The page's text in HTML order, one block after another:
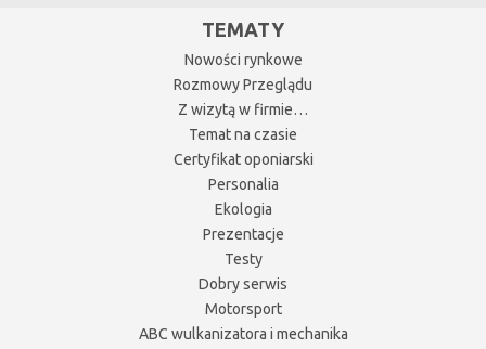
TEMATY
Nowości rynkowe
Rozmowy Przeglądu
Z wizytą w firmie…
Temat na czasie
Certyfikat oponiarski
Personalia
Ekologia
Prezentacje
Testy
Dobry serwis
Motorsport
ABC wulkanizatora i mechanika